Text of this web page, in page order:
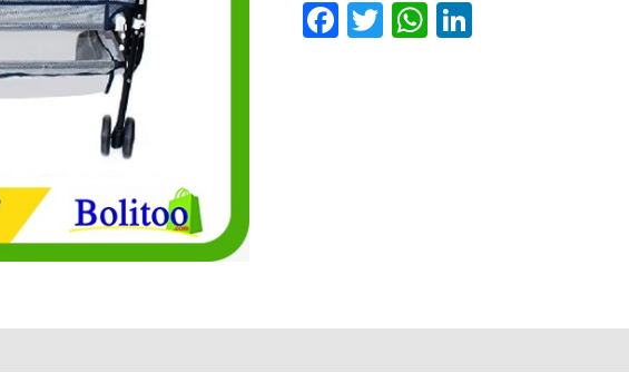
Facebook
TwitterWhatsApp